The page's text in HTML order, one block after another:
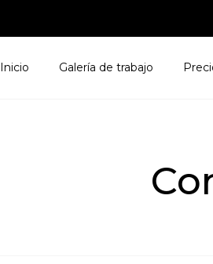
Inicio Galería de trabajo